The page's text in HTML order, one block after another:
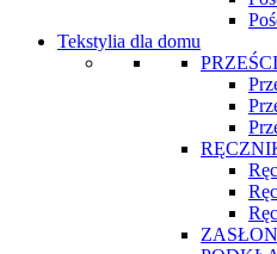
Tekstylia dla domu